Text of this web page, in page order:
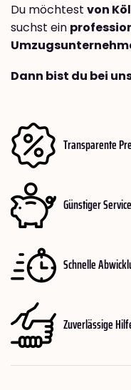
Du möchtest von
suchst ein
Dann bist du bei
Transparente
Günstiger Service
Schnelle
Zuverlässige